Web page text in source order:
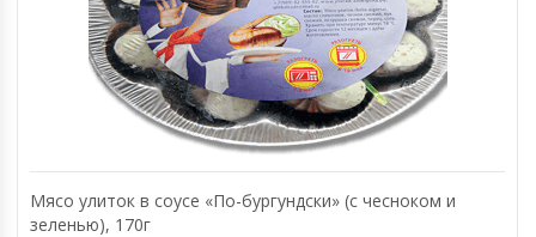
Мясо улиток в соусе «По-бургундски» (с чесноком и
зеленью), 170г